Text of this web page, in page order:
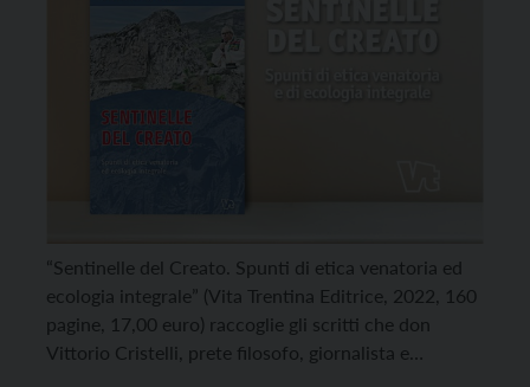
“Sentinelle del Creato. Spunti di etica venatoria ed
ecologia integrale” (Vita Trentina Editrice, 2022, 160
pagine, 17,00 euro) raccoglie gli scritti che don
Vittorio Cristelli, prete filosofo, giornalista e